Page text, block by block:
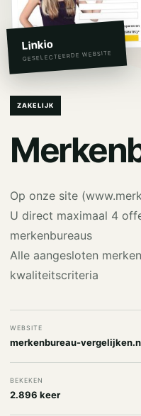
Linkio
GESELECTEERDE WEBSITE
ZAKELIJK
Op onze site
U direct maximaal 4
merkenbureaus
Alle aangesloten
kwaliteitscriteria
WEBSITE
merkenbureau-
BEKEKEN
2.896 keer